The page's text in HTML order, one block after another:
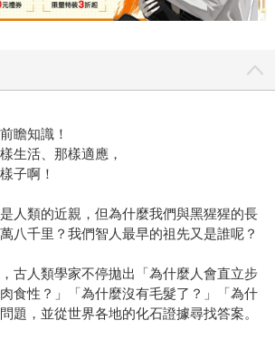
瞻知識！
生活、那樣適應，
子啊！
人類的近親，但為什麼我們與黑猩猩的長
八千里？我們智人最早的祖先又是誰呢？
古人類學家不停拋出「為什麼人會直立步
食性？」「為什麼沒有毛髮了？」「為什
題，並從世界各地的化石證據尋找答案。